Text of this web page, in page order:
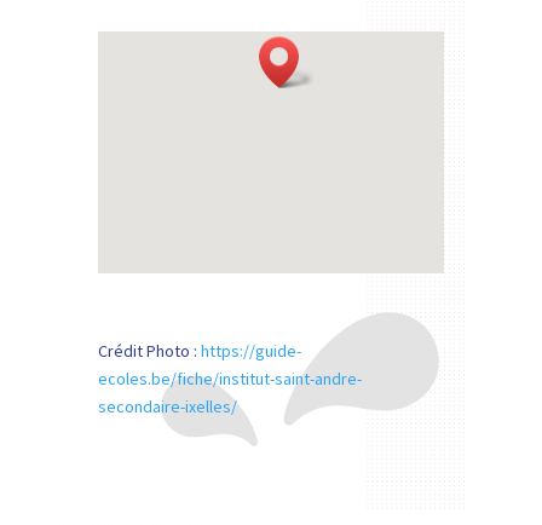
Crédit Photo : https://guide-
ecoles.be/fiche/institut-saint-andre-
secondaire-ixelles/